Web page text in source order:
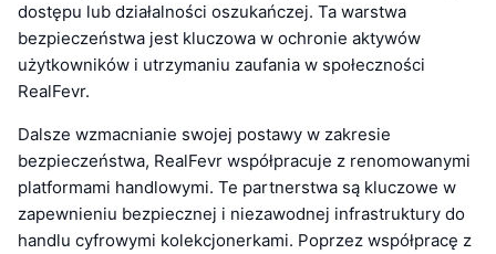
dostępu lub działalności oszukańczej. Ta warstwa
bezpieczeństwa jest kluczowa w ochronie aktywów
użytkowników i utrzymaniu zaufania w społeczności
RealFevr.
Dalsze wzmacnianie swojej postawy w zakresie
bezpieczeństwa, RealFevr współpracuje z renomowanymi
platformami handlowymi. Te partnerstwa są kluczowe w
zapewnieniu bezpiecznej i niezawodnej infrastruktury do
handlu cyfrowymi kolekcjonerkami. Poprzez współpracę z